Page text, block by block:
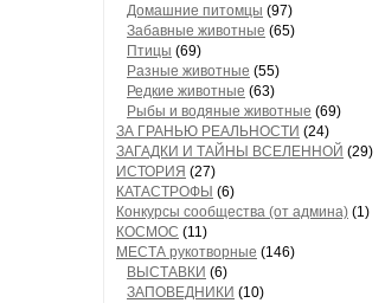
Домашние питомцы (97)
Забавные животные (65)
Птицы (69)
Разные животные (55)
Редкие животные (63)
Рыбы и водяные животные (69)
ЗА ГРАНЬЮ РЕАЛЬНОСТИ (24)
ЗАГАДКИ И ТАЙНЫ ВСЕЛЕННОЙ (29)
ИСТОРИЯ (27)
КАТАСТРОФЫ (6)
Конкурсы сообщества (от админа) (1)
КОСМОС (11)
МЕСТА рукотворные (146)
ВЫСТАВКИ (6)
ЗАПОВЕДНИКИ (10)